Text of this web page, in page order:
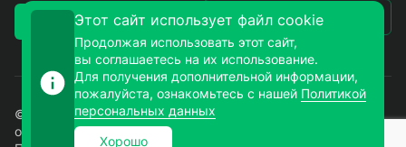
Заказать звонок Написать письмо
© 2026. ЗУМ-СМД – продажа электронных компонентов
оптом и в розницу. Все права защищены.
Этот сайт использует файл cookie
Продолжая использовать этот сайт,
вы соглашаетесь на их использование.
Для получения дополнительной информации,
пожалуйста, ознакомьтесь с нашей Политикой
персональных данных
Хорошо